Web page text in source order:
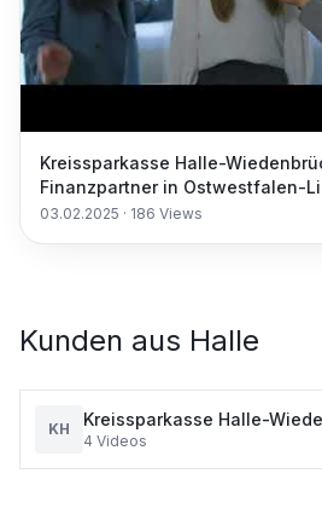
Kreissparkasse Halle-
Finanzpartner in Ostwestfalen-
03.02.2025 · 186 Views
Kunden aus Halle
KH Kreissparkasse Halle-
4 Videos